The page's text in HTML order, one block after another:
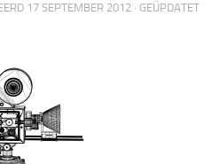
17 SEPTEMBER 2012 · GEÜPDATET